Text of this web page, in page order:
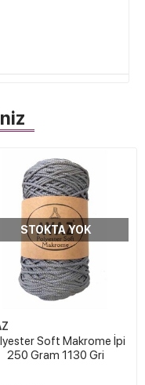
STOKTA YOK
Soft Makrome İpi
250 Gram 1130 Gri